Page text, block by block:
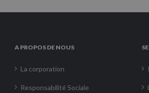
A PROPOS DE NOUS
La corporation
Responsabilité Sociale